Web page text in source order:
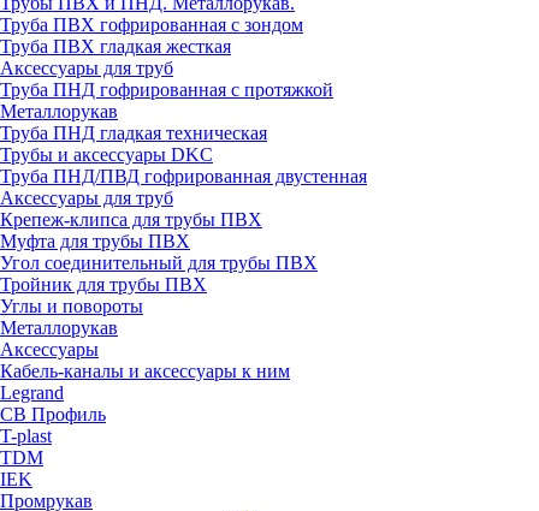
Труба ПВХ гофрированная с зондом
Труба ПВХ гладкая жесткая
Аксессуары для труб
Труба ПНД гофрированная с протяжкой
Металлорукав
Труба ПНД гладкая техническая
Трубы и аксессуары DKC
Труба ПНД/ПВД гофрированная двустенная
Аксессуары для труб
Крепеж-клипса для трубы ПВХ
Муфта для трубы ПВХ
Угол соединительный для трубы ПВХ
Тройник для трубы ПВХ
Углы и повороты
Металлорукав
Аксессуары
Кабель-каналы и аксессуары к ним
Legrand
СВ Профиль
T-plast
TDM
IEK
Промрукав